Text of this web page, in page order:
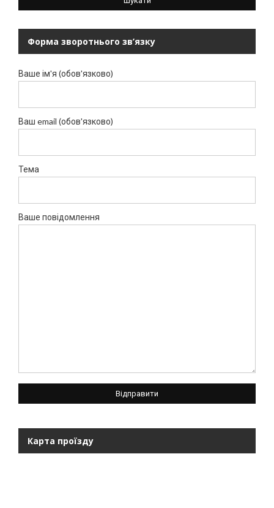
Форма зворотнього зв’язку
Ваше ім'я (обов'язково)
Ваш email (обов'язково)
Тема
Ваше повідомлення
Карта проїзду